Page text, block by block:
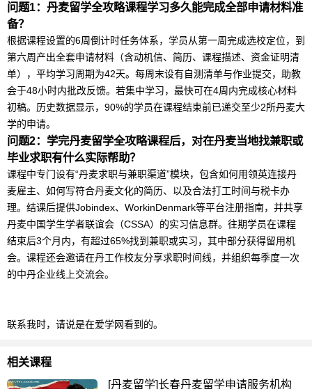
问题1： 丹麦留学全攻略课程学习多久能完成全部申请材料准
备？
根据课程设置的6周倒计时任务体系，学员从第一周完成选校定位，到
第六周产出全套申请材料（含动机信、简历、课程描述、资金证明清
单），平均学习周期为42天。每周末设有自测清单与作业提交，助教
会于48小时内批改反馈。若集中学习，最快可在4周内完成核心材料
初稿。历史数据显示，90%的学员在课程结束前已递交至少2所丹麦大
学的申请。
问题2：学完丹麦留学全攻略课程后，对在丹麦当地找兼职或
毕业求职有什么实际帮助？
课程中专门设有“丹麦求职与兼职渠道”模块，包含如何用领英连接丹
麦雇主、如何写符合丹麦文化的简历、以及合法打工时间与税卡办
理。结课后提供Jobindex、WorkinDenmark等平台注册指南，并共享
丹麦中国学生学者联谊会（CSSA）的实习信息群。往期学员在课程
结束后3个月内，有超过65%找到兼职或实习，其中部分获得留用机
会。课程还会邀请在丹工作校友分享求职时间线，并组织每季度一次
的中丹企业线上交流会。
联系我时，请说是在爱学网看到的。
相关课程
[丹麦留学]长春丹麦留学申请服务机构